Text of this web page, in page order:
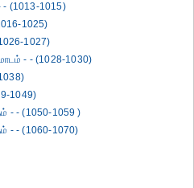
- (1013-1015)
1025)
1027)
- - (1028-1030)
1049)
- - (1050-1059 )
- - (1060-1070)